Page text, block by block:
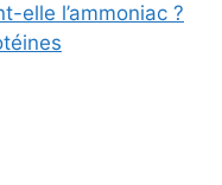
elle l’ammoniac ?